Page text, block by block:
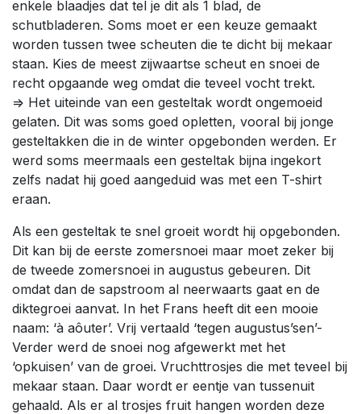
enkele blaadjes dat tel je dit als 1 blad, de
schutbladeren. Soms moet er een keuze gemaakt
worden tussen twee scheuten die te dicht bij mekaar
staan. Kies de meest zijwaartse scheut en snoei de
recht opgaande weg omdat die teveel vocht trekt.
=> Het uiteinde van een gesteltak wordt ongemoeid
gelaten. Dit was soms goed opletten, vooral bij jonge
gesteltakken die in de winter opgebonden werden. Er
werd soms meermaals een gesteltak bijna ingekort
zelfs nadat hij goed aangeduid was met een T-shirt
eraan.
Als een gesteltak te snel groeit wordt hij opgebonden.
Dit kan bij de eerste zomersnoei maar moet zeker bij
de tweede zomersnoei in augustus gebeuren. Dit
omdat dan de sapstroom al neerwaarts gaat en de
diktegroei aanvat. In het Frans heeft dit een mooie
naam: ‘à aôuter’. Vrij vertaald ‘tegen augustus’sen’-
Verder werd de snoei nog afgewerkt met het
‘opkuisen’ van de groei. Vruchttrosjes die met teveel bij
mekaar staan. Daar wordt er eentje van tussenuit
gehaald. Als er al trosjes fruit hangen worden deze